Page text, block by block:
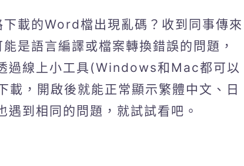
載的Word檔出現亂碼？收到同事傳來
是語言編譯或檔案轉換錯誤的問題，
過線上小工具(Windows和Mac都可以
，開啟後就能正常顯示繁體中文、日
到相同的問題，就試試看吧。